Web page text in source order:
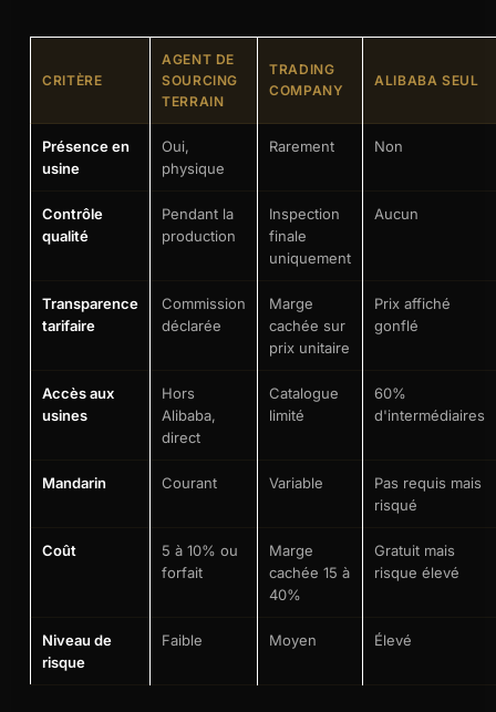
CRITÈRE
AGENT DE
SOURCING
TERRAIN
TRADING
COMPANY
ALIBABA SEUL
Présence en
usine
Oui,
physique
Rarement Non
Contrôle
qualité
Pendant la
production
Inspection
finale
uniquement
Aucun
Transparence
tarifaire
Commission
déclarée
Marge
cachée sur
prix unitaire
Prix affiché
gonflé
Accès aux
usines
Hors
Alibaba,
direct
Catalogue
limité
60%
d'intermédiaires
Mandarin Courant Variable
Pas requis mais
risqué
Coût
5 à 10% ou
forfait
Marge
cachée 15 à
40%
Gratuit mais
risque élevé
Niveau de
risque
Faible Moyen Élevé